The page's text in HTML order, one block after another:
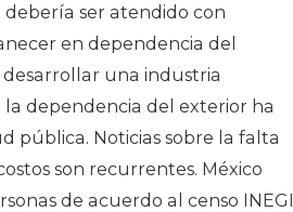
ser atendido con
en dependencia del
una industria
dependencia del exterior ha
pública. Noticias sobre la falta
son recurrentes. México
de acuerdo al censo INEGI